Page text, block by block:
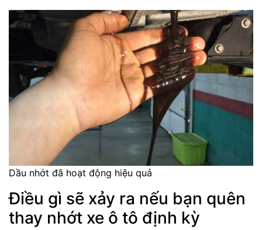
Dầu nhớt đã hoạt động hiệu quả
Điều gì sẽ xảy ra nếu bạn quên
thay nhớt xe ô tô định kỳ